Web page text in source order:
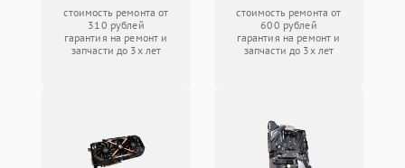
стоимость ремонта от
310 рублей
гарантия на ремонт и
запчасти до 3х лет
стоимость ремонта от
600 рублей
гарантия на ремонт и
запчасти до 3х лет